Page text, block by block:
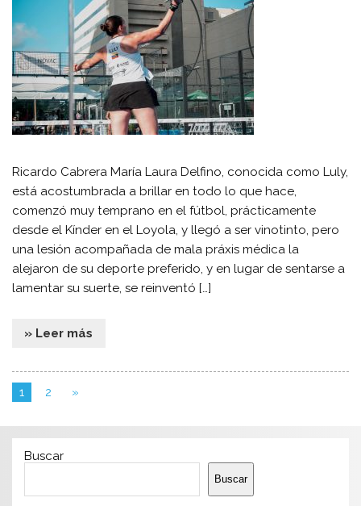
Ricardo Cabrera María Laura Delfino, conocida como Luly,
está acostumbrada a brillar en todo lo que hace,
comenzó muy temprano en el fútbol, prácticamente
desde el Kínder en el Loyola, y llegó a ser vinotinto, pero
una lesión acompañada de mala práxis médica la
alejaron de su deporte preferido, y en lugar de sentarse a
lamentar su suerte, se reinventó […]
» Leer más
1 2 »
Buscar
Buscar